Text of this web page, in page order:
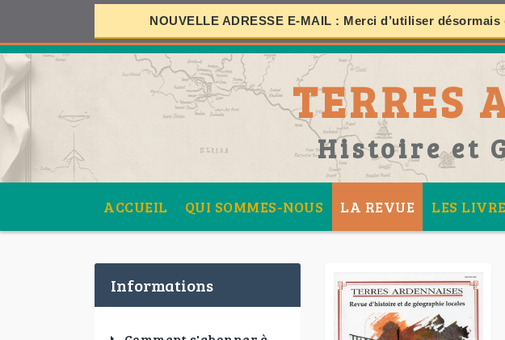
NOUVELLE ADRESSE E-MAIL : Merci d’utiliser désormais
TERRES
Histoire et
ACCUEIL QUI SOMMES-NOUS LA REVUE LES
Informations